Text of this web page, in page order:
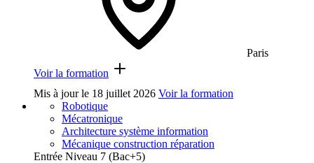
Paris
Voir la formation
Mis à jour le 18 juillet 2026 Voir la formation
Robotique
Mécatronique
Architecture système information
Mécanique construction réparation
Entrée Niveau 7 (Bac+5)